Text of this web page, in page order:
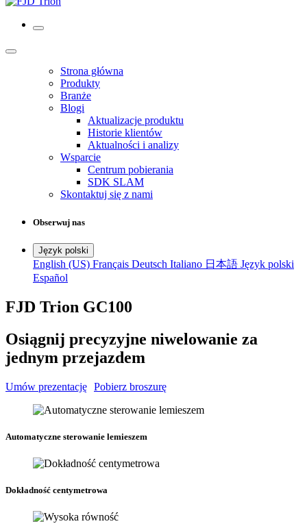
Strona główna
Produkty
Branże
Blogi
Aktualizacje produktu
Historie klientów
Aktualności i analizy
Wsparcie
Centrum pobierania
SDK SLAM
Skontaktuj się z nami
Obserwuj nas
Język polski
English (US) Français Deutsch Italiano 日本語 Język polski
Español
FJD Trion GC100
Osiągnij precyzyjne niwelowanie za
jednym przejazdem
Umów prezentację Pobierz broszurę
Automatyczne sterowanie lemieszem
Dokładność centymetrowa